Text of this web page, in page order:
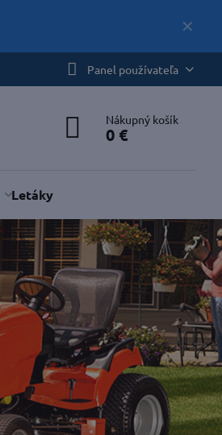
✕
Panel používateľa
Nákupný košík
0 €
Letáky